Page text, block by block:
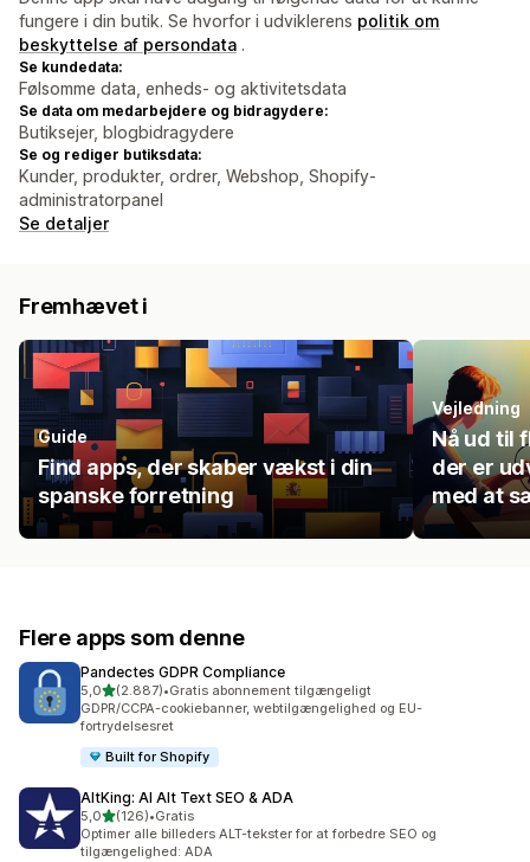
fungere i din butik. Se hvorfor i udviklerens politik om
beskyttelse af persondata .
Se kundedata:
Følsomme data, enheds- og aktivitetsdata
Se data om medarbejdere og bidragydere:
Butiksejer, blogbidragydere
Se og rediger butiksdata:
Kunder, produkter, ordrer, Webshop, Shopify-
administratorpanel
Se detaljer
Fremhævet i
Guide
Find apps, der skaber vækst i din
spanske forretning
Vejledning
Nå ud til
der er
med at
Flere apps som denne
Pandectes GDPR Compliance
5,0ud af 5 stjerner
(2.887)
2887 anmeldelser i alt
•Gratis abonnement tilgængeligt
GDPR/CCPA-cookiebanner, webtilgængelighed og EU-
fortrydelsesret
Built for Shopify
AltKing: AI Alt Text SEO & ADA
5,0ud af 5 stjerner
(126)
126 anmeldelser i alt
•Gratis
Optimer alle billeders ALT-tekster for at forbedre SEO og
tilgængelighed: ADA